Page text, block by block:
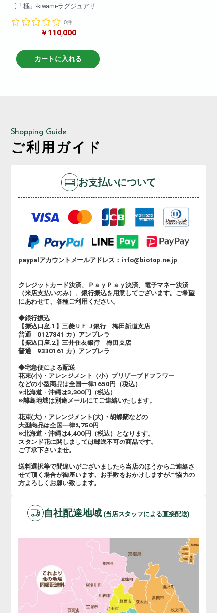
【「極」-kiwami-ラグジュアリー
豪華10本立ちの胡蝶蘭!会社様の
開設お祝い・移転お祝いに最適!
いにも豪華な胡蝶蘭は最適です!
商品について
0件
￥110,000
カートに入れる
Shopping Guide
ご利用ガイド
お支払いについて
paypalアカウントメールアドレス：info@biotop.ne.jp
クレジットカード決済、ＰａｙＰａｙ決済、電子マネー決済
（来店支払いのみ）、銀行振込を用意してございます。ご希望
にあわせて、各種ご利用ください。
◆銀行振込
【振込口座.1】三菱ＵＦＪ銀行 梅田新道支店
普通 0127841 カ）アンブレラ
【振込口座.2】三井住友銀行 梅田支店
普通 9330161 カ）アンブレラ
◆宅急便による配送
花束(小)・アレンジメント（小）プリザーブドフラワー
などの小型商品は全国一律1650円（税込）
※北海道・沖縄は3,300円（税込）
※離島地域は別途メールにてご連絡いたします。
花束(大)・アレンジメント(大)・胡蝶蘭などの
大型商品は全国一律2,750円
※北海道・沖縄は4,400円（税込）となります。
スタンド花に関しましては郵送不可の商品です。
ご了承下さいませ。
送料選択等で間違いがございましたら当店のほうからご連絡さ
せて頂く場合が御座います。お手数をおかけしますがご協力の
方よろしくお願い致します。
自社配達地域 (当店スタッフによる直接配送)